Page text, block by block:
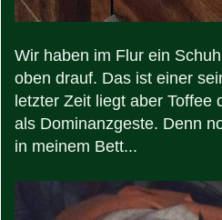
Wir haben im Flur ein
oben drauf. Das ist einer
letzter Zeit liegt aber Toffee
als Dominanzgeste. Denn
in meinem Bett...